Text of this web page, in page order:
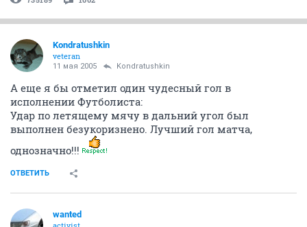
Kondratushkin
veteran
11 мая 2005 Kondratushkin
А еще я бы отметил один чудесный гол в
исполнении Футболиста:
Удар по летящему мячу в дальний угол был
выполнен безукоризнено. Лучший гол матча,
однозначно!!!
ОТВЕТИТЬ
wanted